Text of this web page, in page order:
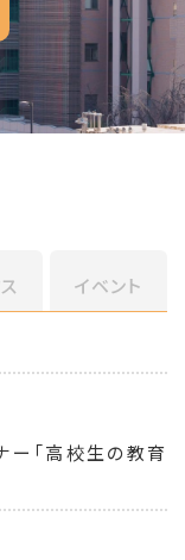
イベント
「高校生の教育